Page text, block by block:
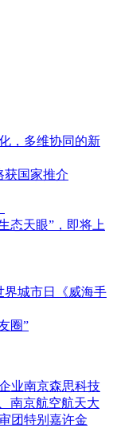
，多维协同的新
获国家推介
态天眼”，即将上
界城市日《威海手
圈”
业南京森思科技
南京航空航天大
团特别嘉许金